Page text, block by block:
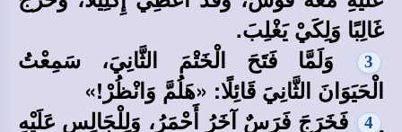
غَالِبًا وَلِكَيْ يَغْلِبَ.
3
وَلَمَّا فَتَحَ الْخَتْمَ الثَّانِيَ، سَمِعْتُ
الْحَيَوَانَ الثَّانِيَ قَائِلًا: «هَلُمَّ وَانْظُرْ!»
4
فَخَرَجَ فَرَسٌ آخَرُ أَحْمَرُ، وَلِلْجَالِسِ عَلَيْهِ